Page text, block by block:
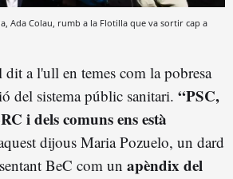
Ada Colau, rumb a la Flotilla que va sortir cap a
a l'ull en temes com la pobresa
del sistema públic sanitari. “PSC,
i dels comuns ens està
dijous Maria Pozuelo, un dard
BeC com un apèndix del